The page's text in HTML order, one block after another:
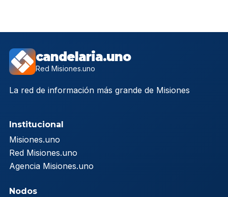
candelaria.uno
Red Misiones.uno
La red de información más grande de Misiones
Institucional
Misiones.uno
Red Misiones.uno
Agencia Misiones.uno
Nodos